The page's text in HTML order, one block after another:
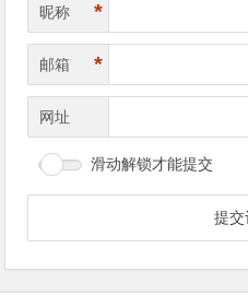
昵称 *
邮箱 *
网址
滑动解锁才能提交